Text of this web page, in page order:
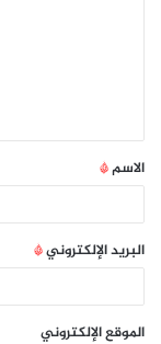
الاسم*
البريد الإلكتروني*
الموقع الإلكتروني